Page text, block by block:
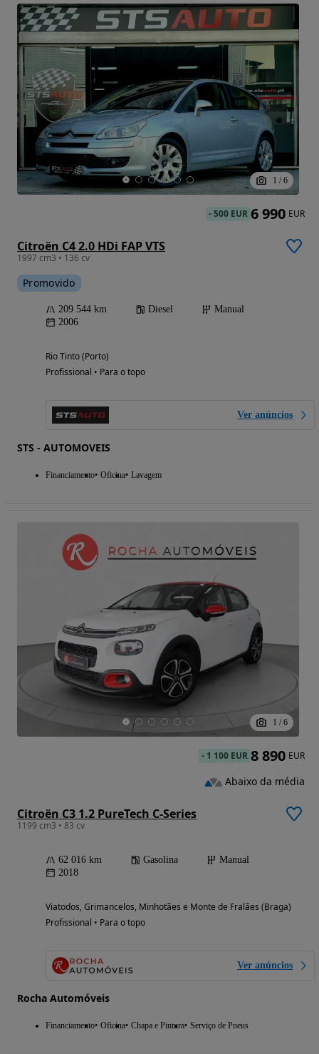
1 / 6
Citroën C4 2.0 HDi FAP VTS
1997 cm3 • 136 cv
Promovido
209 544 km Diesel
Manual
2006
Rio Tinto (Porto)
Profissional • Para o topo
Ver anúncios
STS - AUTOMOVEIS
Financiamento Oficina Lavagem
-500 EUR 6 990 EUR
1 / 6
Citroën C3 1.2 PureTech C-Series
1199 cm3 • 83 cv
62 016 km Gasolina
Manual
2018
Viatodos, Grimancelos, Minhotães e Monte de Fralães (Braga)
Profissional • Para o topo
Ver anúncios
Rocha Automóveis
Financiamento Oficina Chapa e Pintura Serviço de Pneus
- 1 100 EUR 8 890 EUR
Abaixo da média